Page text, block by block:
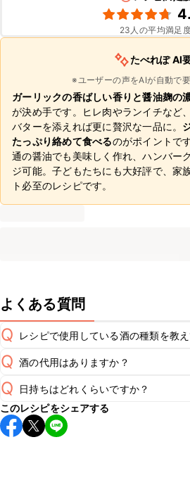
23 人の平均満足
たべれぽ AI
※ユーザーの声をAIが自動で
ガーリックの香ばしい香りと醤油麹の
が決め手です。ヒレ肉やランイチなど
バターを添えれば更に贅沢な一品に。
たっぷり絡めて食べるのがポイントで
通の醤油でも美味しく作れ、ハンバー
ジ可能。子どもたちにも大好評で、家
ト必至のレシピです。
よくある質問
Q レシピで使用している酒の種類を教
A
Q 酒の代用はありますか？
A
Q 日持ちはどれくらいですか？
こちらのレシピは出来たてをお召し上
すすめします。
このレシピをシェアする